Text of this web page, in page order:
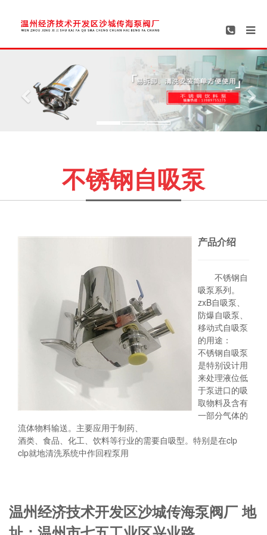
不锈钢自吸泵
产品介绍
不锈钢自
吸泵系列。
zxB自吸泵、
防爆自吸泵、
移动式自吸泵
的用途：
不锈钢自吸泵
是特别设计用
来处理液位低
于泵进口的吸
取物料及含有
一部分气体的
流体物料输送。主要应用于制药、
酒类、食品、化工、饮料等行业的需要自吸型。特别是在clp
clp就地清洗系统中作回程泵用
温州经济技术开发区沙城传海泵阀厂 地